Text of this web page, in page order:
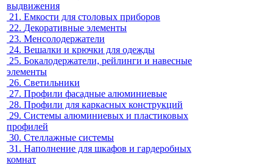
выдвижения
21. Емкости для столовых приборов
22. Декоративные элементы
23. Менсолодержатели
24. Вешалки и крючки для одежды
25. Бокалодержатели, рейлинги и навесные
элементы
26. Светильники
27. Профили фасадные алюминиевые
28. Профили для каркасных конструкций
29. Системы алюминиевых и пластиковых
профилей
30. Стеллажные системы
31. Наполнение для шкафов и гардеробных
комнат